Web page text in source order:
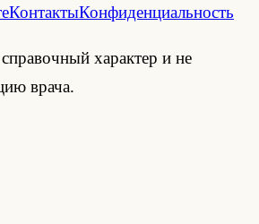
КонтактыКонфиденциальность
характер и не
врача.